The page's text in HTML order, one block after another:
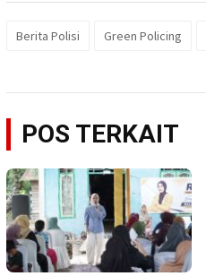
Berita Polisi Green Policing
POS TERKAIT